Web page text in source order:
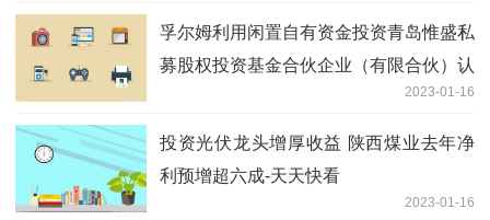
孚尔姆利用闲置自有资金投资青岛惟盛私
募股权投资基金合伙企业（有限合伙）认
2023-01-16
投资光伏龙头增厚收益 陕西煤业去年净
利预增超六成-天天快看
2023-01-16